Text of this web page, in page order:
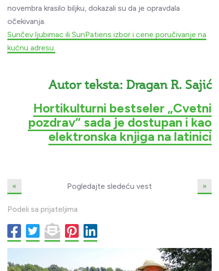
novembra krasilo biljku, dokazali su da je opravdala
očekivanja.
Sunčev ljubimac ili SunPatiens izbor i cene poručivanje na
kućnu adresu.
Autor teksta: Dragan R. Sajić
Hortikulturni bestseler „Cvetni
pozdrav“ sada je dostupan i kao
elektronska knjiga na latinici
« Pogledajte sledeću vest »
Podeli sa prijateljima